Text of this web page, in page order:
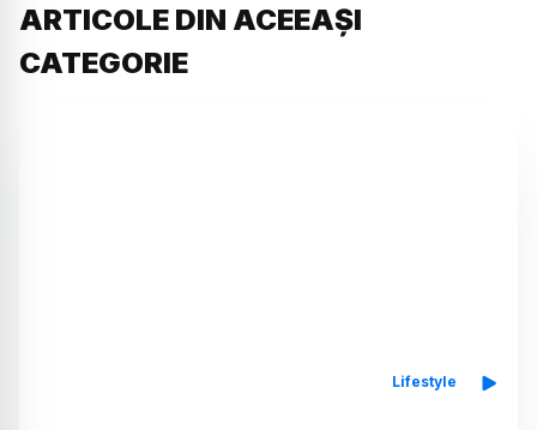
ARTICOLE DIN ACEEAȘI
CATEGORIE
Lifestyle